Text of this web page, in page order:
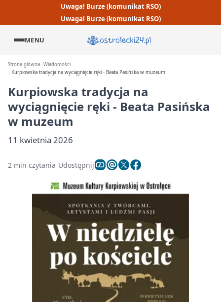
Uwaga! Burze (komunikat RSO)
Uwaga! Burze (komunikat RSO)
MENU
Strona główna Wiadomości
Kurpiowska tradycja na wyciągnięcie ręki - Beata Pasińska w muzeum
Kurpiowska tradycja na
wyciągnięcie ręki - Beata Pasińska
w muzeum
11 kwietnia 2026
2 min czytania Udostępnij